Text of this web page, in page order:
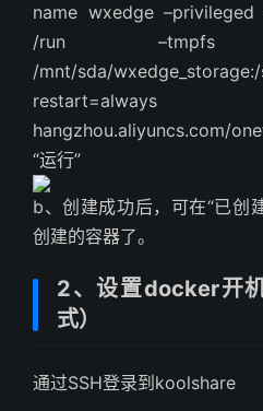
name wxedge
/run
/mnt/sda/
hangzhou.aliyuncs.com/
“运行”
b、创建成功后，可在“已创
创建的容器了。
2、设置docker开
式）
通过SSH登录到koolshare